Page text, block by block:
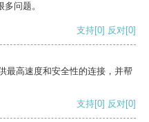
问题。
支持[0] 反对[0]
最高速度和安全性的连接，并帮
支持[0] 反对[0]